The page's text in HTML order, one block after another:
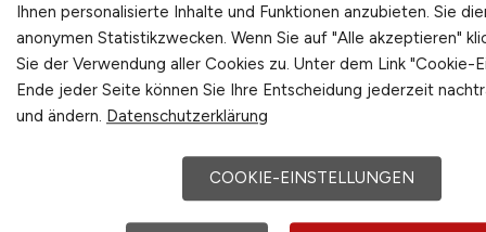
246 Jobs in der Energiewirtschaft:
Energiegewinnung, Energiesicherheit, Gebäude-
und Versorgungstechnik und
Energiespeicherung.
Für Arbeitgeber
Ihnen personalisierte Inhalte und Funktionen anzubieten. Sie
anonymen Statistikzwecken. Wenn Sie auf "Alle akzeptieren"
Sie der Verwendung aller Cookies zu. Unter dem Link "Cookie-
Ende jeder Seite können Sie Ihre Entscheidung jederzeit
und ändern. Datenschutzerklärung
COOKIE-EINSTELLUNGEN